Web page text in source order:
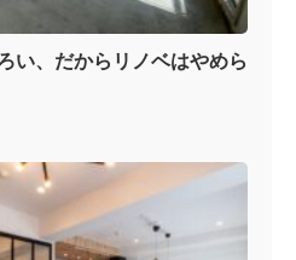
い、だからリノベはやめら